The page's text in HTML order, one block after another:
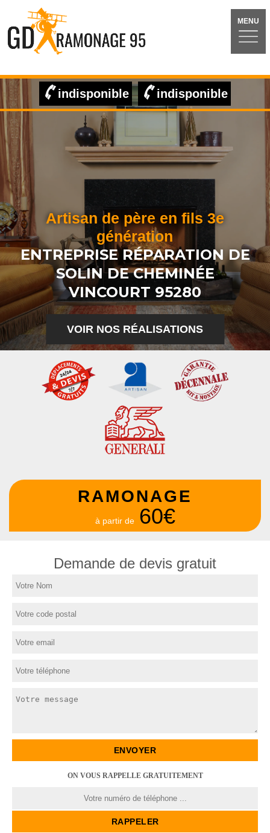
MENU
indisponible indisponible
Artisan de père en fils 3e
génération
ENTREPRISE RÉPARATION DE
SOLIN DE CHEMINÉE
VINCOURT 95280
VOIR NOS RÉALISATIONS
RAMONAGE
à partir de 60€
Demande de devis gratuit
ON VOUS RAPPELLE GRATUITEMENT